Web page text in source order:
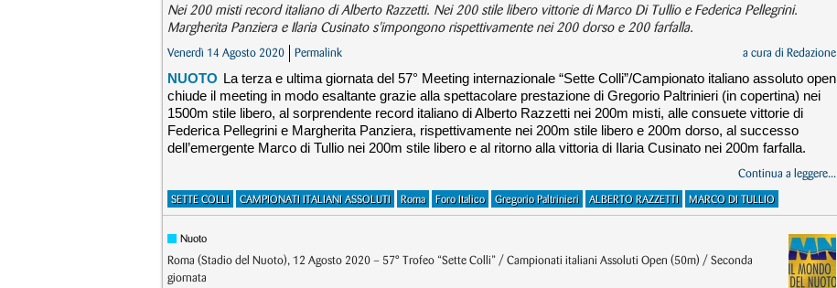
Nei 200 misti record italiano di Alberto Razzetti. Nei 200 stile libero vittorie di Marco Di Tullio e Federica Pellegrini.
Margherita Panziera e Ilaria Cusinato s'impongono rispettivamente nei 200 dorso e 200 farfalla.
Venerdì 14 Agosto 2020 Permalink a cura di Redazione
NUOTO La terza e ultima giornata del 57° Meeting internazionale “Sette Colli”/Campionato italiano assoluto open
chiude il meeting in modo esaltante grazie alla spettacolare prestazione di Gregorio Paltrinieri (in copertina) nei
1500m stile libero, al sorprendente record italiano di Alberto Razzetti nei 200m misti, alle consuete vittorie di
Federica Pellegrini e Margherita Panziera, rispettivamente nei 200m stile libero e 200m dorso, al successo
dell’emergente Marco di Tullio nei 200m stile libero e al ritorno alla vittoria di Ilaria Cusinato nei 200m farfalla.
Continua a leggere...
SETTE COLLI CAMPIONATI ITALIANI ASSOLUTI Roma Foro Italico Gregorio Paltrinieri ALBERTO RAZZETTI MARCO DI TULLIO
Nuoto
Roma (Stadio del Nuoto), 12 Agosto 2020 – 57° Trofeo “Sette Colli” / Campionati italiani Assoluti Open (50m) / Seconda
giornata